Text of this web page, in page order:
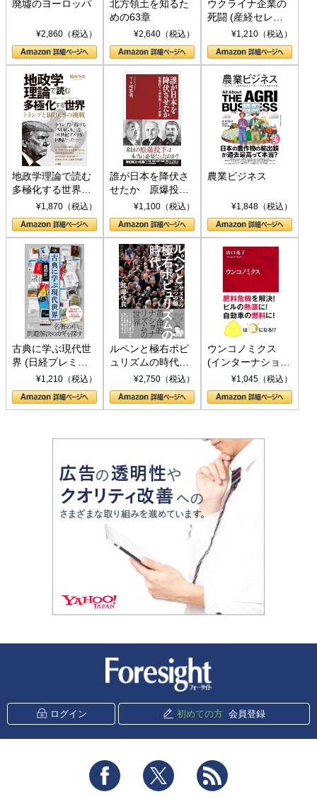
廃墟のヨーロッパ
¥2,860（税込）
北方領土を知るた
めの63章
¥2,640（税込）
ウクライナ企業の
死闘 (産経セレク
ト S 039)¥1,210（税込）
地政学理論で読む
多極化する世界：
トランプとBRICS
の挑戦
¥1,870（税込）
誰が日本を降伏さ
せたか 原爆投
下、ソ連参戦、そ
して聖断 (PHP新
書)
¥1,100（税込）
農業ビジネス
¥1,848（税込）
古典に学ぶ現代世
界 (日経プレミア
シリーズ)¥1,210（税込）
ルペンと極右ポピ
ュリズムの時代：
〈ヤヌス〉の二つ
の顔
¥2,750（税込）
ウンコノミクス
(インターナショナ
ル新書)¥1,045（税込）
ログイン 初めての方 会員登録
Facebook Twitter